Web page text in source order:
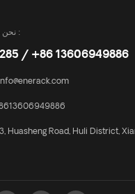
نحن على اتصال 24/8 :
/ +86 13606949886
info@enerack.com
Huasheng Road, Huli District,